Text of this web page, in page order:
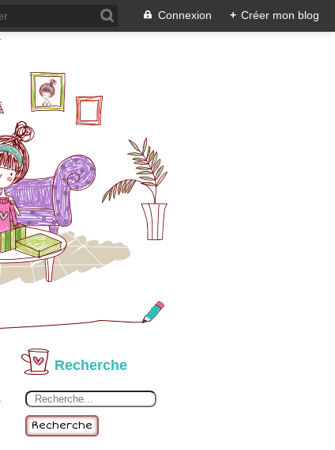
Connexion + Créer mon blog
Recherche
Recherche